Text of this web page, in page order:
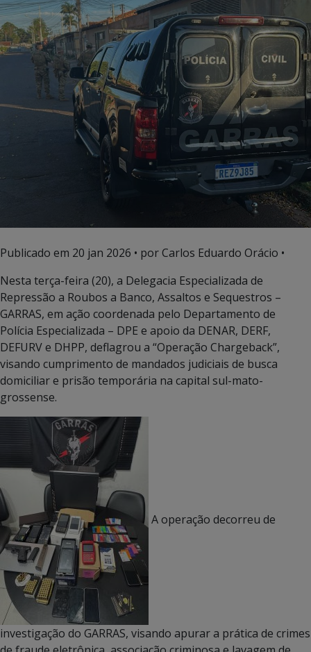
Publicado em 20 jan 2026 • por Carlos Eduardo Orácio •
Nesta terça-feira (20), a Delegacia Especializada de
Repressão a Roubos a Banco, Assaltos e Sequestros –
GARRAS, em ação coordenada pelo Departamento de
Polícia Especializada – DPE e apoio da DENAR, DERF,
DEFURV e DHPP, deflagrou a “Operação Chargeback”,
visando cumprimento de mandados judiciais de busca
domiciliar e prisão temporária na capital sul-mato-
grossense.
A operação decorreu de
investigação do GARRAS, visando apurar a prática de crimes